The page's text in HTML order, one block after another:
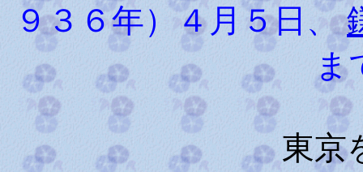
９３６年）４月５日、
ま
東京